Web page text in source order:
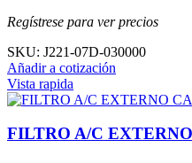
Regístrese para ver precios
SKU: J221-07D-030000
Añadir a cotización
Vista rapida
FILTRO A/C